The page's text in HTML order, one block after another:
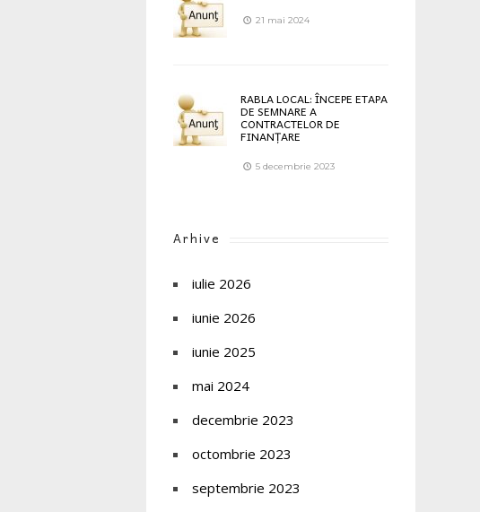
21 mai 2024
RABLA LOCAL: ÎNCEPE ETAPA
DE SEMNARE A
CONTRACTELOR DE
FINANȚARE
5 decembrie 2023
Arhive
iulie 2026
iunie 2026
iunie 2025
mai 2024
decembrie 2023
octombrie 2023
septembrie 2023